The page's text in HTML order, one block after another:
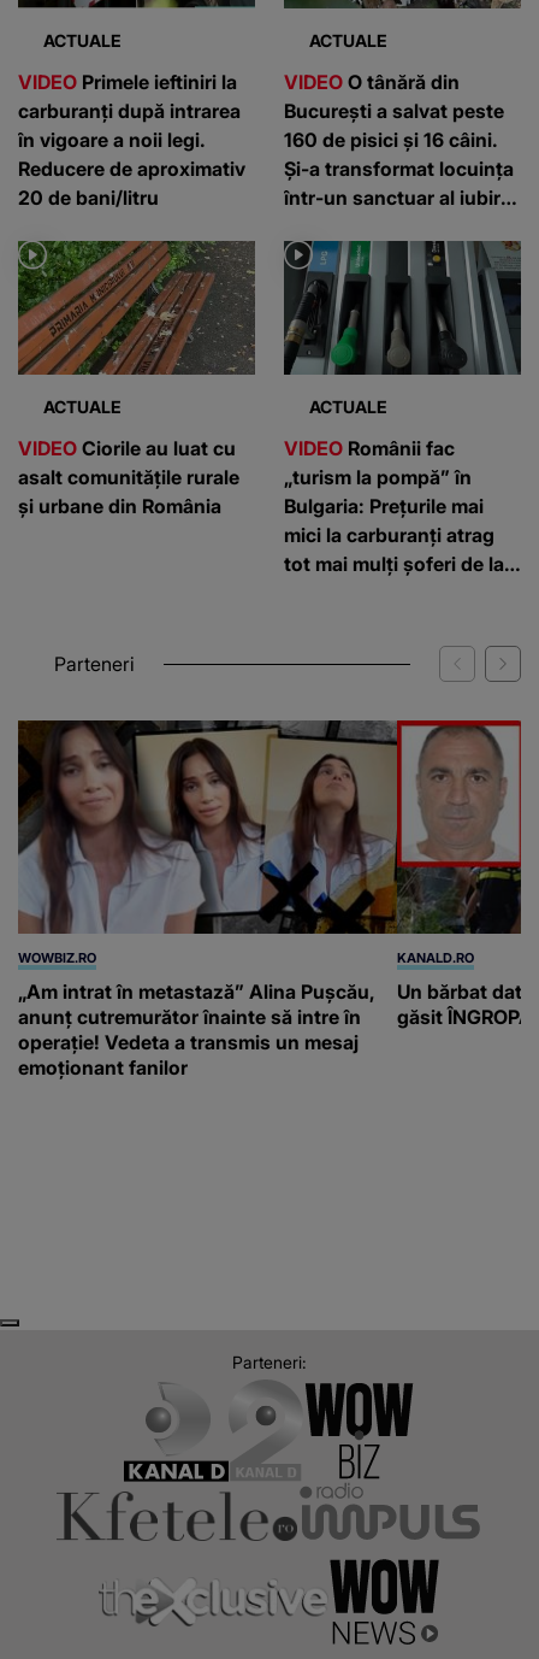
ACTUALE
VIDEO Primele ieftiniri la
carburanți după intrarea
în vigoare a noii legi.
Reducere de aproximativ
20 de bani/litru
ACTUALE
VIDEO O tânără din
București a salvat peste
160 de pisici și 16 câini.
Și-a transformat locuința
într-un sanctuar al iubirii
ACTUALE
VIDEO Ciorile au luat cu
asalt comunitățile rurale
și urbane din România
ACTUALE
VIDEO Românii fac
„turism la pompă” în
Bulgaria: Prețurile mai
mici la carburanți atrag
tot mai mulți șoferi de la
Parteneri
WOWBIZ.RO
„Am intrat în metastază” Alina Pușcău,
anunț cutremurător înainte să intre în
operație! Vedeta a transmis un mesaj
emoționant fanilor
KANALD.RO
Un bărbat dat
găsit
Parteneri: